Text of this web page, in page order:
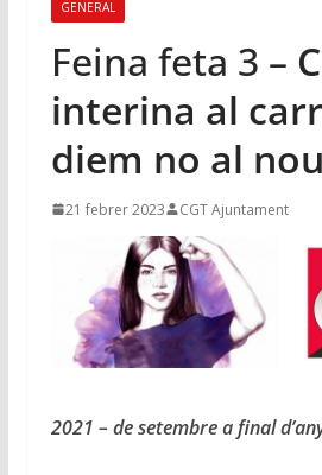
GENERAL
Feina feta 3 –
interina al
diem no al
21 febrer 2023 CGT Ajuntament
2021 – de setembre a final